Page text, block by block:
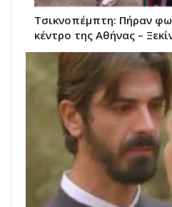
Τσικνοπέμπτη: Πήραν
κέντρο της Αθήνας –